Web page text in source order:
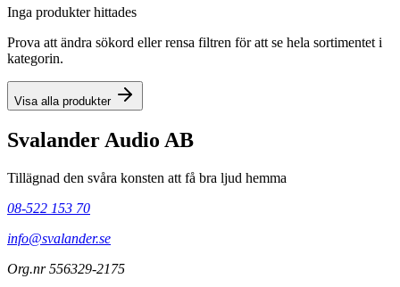
Inga produkter hittades
Prova att ändra sökord eller rensa filtren för att se hela sortimentet i
kategorin.
Visa alla produkter
Svalander Audio AB
Tillägnad den svåra konsten att få bra ljud hemma
08-522 153 70
info@svalander.se
Org.nr 556329-2175